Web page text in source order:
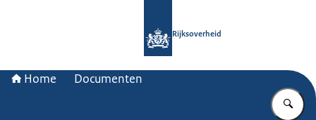
Rijksoverheid
Home Documenten